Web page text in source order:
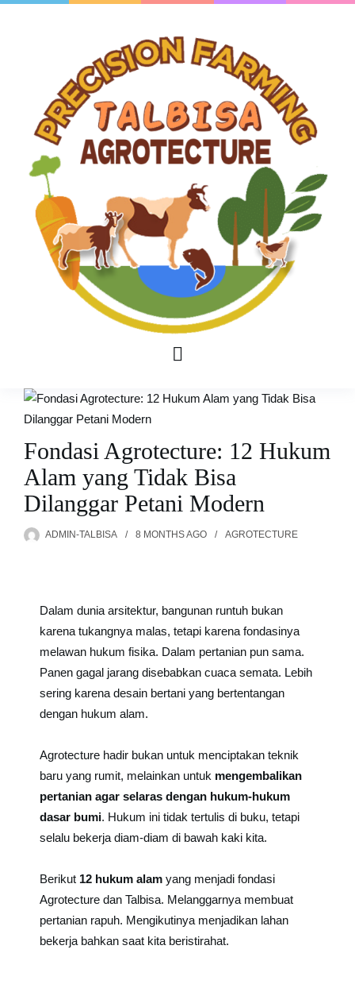
Fondasi Agrotecture: 12 Hukum
Alam yang Tidak Bisa
Dilanggar Petani Modern
ADMIN-TALBISA 8 MONTHSAGO AGROTECTURE
Dalam dunia arsitektur, bangunan runtuh bukan
karena tukangnya malas, tetapi karena fondasinya
melawan hukum fisika. Dalam pertanian pun sama.
Panen gagal jarang disebabkan cuaca semata. Lebih
sering karena desain bertani yang bertentangan
dengan hukum alam.
Agrotecture hadir bukan untuk menciptakan teknik
baru yang rumit, melainkan untuk mengembalikan
pertanian agar selaras dengan hukum-hukum
dasar bumi. Hukum ini tidak tertulis di buku, tetapi
selalu bekerja diam-diam di bawah kaki kita.
Berikut 12 hukum alam yang menjadi fondasi
Agrotecture dan Talbisa. Melanggarnya membuat
pertanian rapuh. Mengikutinya menjadikan lahan
bekerja bahkan saat kita beristirahat.